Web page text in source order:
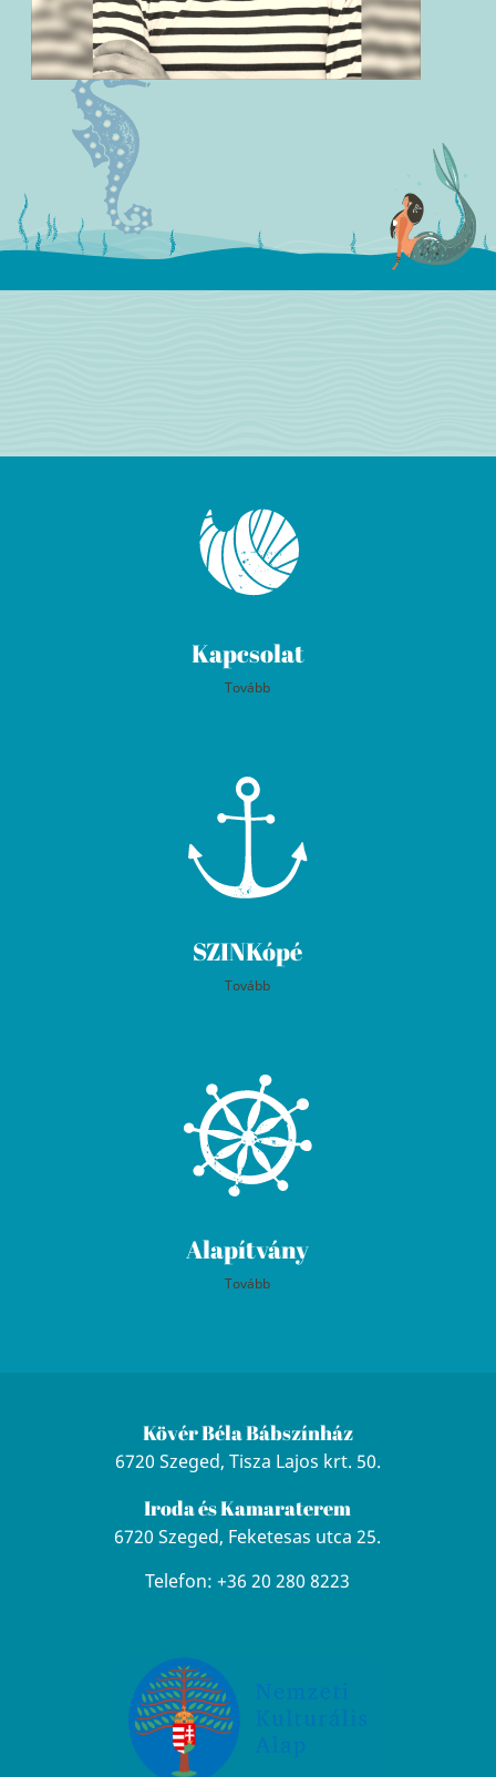
Kapcsolat
Tovább
SZINKópé
Tovább
Alapítvány
Tovább
Kövér Béla Bábszínház
6720 Szeged, Tisza Lajos krt. 50.
Iroda és Kamaraterem
6720 Szeged, Feketesas utca 25.
Telefon: +36 20 280 8223